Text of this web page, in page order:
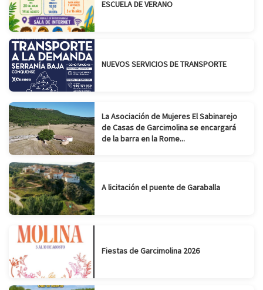
ESCUELA DE VERANO
NUEVOS SERVICIOS DE TRANSPORTE
La Asociación de Mujeres El Sabinarejo
de Casas de Garcimolina se encargará
de la barra en la Rome...
A licitación el puente de Garaballa
Fiestas de Garcimolina 2026